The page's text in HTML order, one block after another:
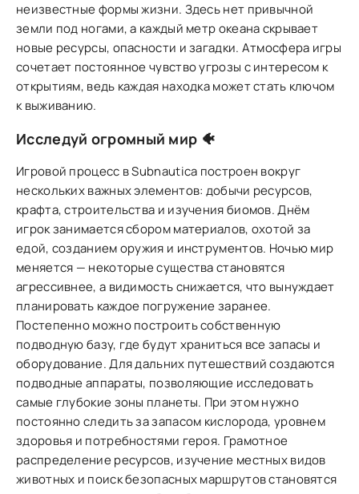
неизвестные формы жизни. Здесь нет привычной
земли под ногами, а каждый метр океана скрывает
новые ресурсы, опасности и загадки. Атмосфера игры
сочетает постоянное чувство угрозы с интересом к
открытиям, ведь каждая находка может стать ключом
к выживанию.
Исследуй огромный мир 🐠
Игровой процесс в Subnautica построен вокруг
нескольких важных элементов: добычи ресурсов,
крафта, строительства и изучения биомов. Днём
игрок занимается сбором материалов, охотой за
едой, созданием оружия и инструментов. Ночью мир
меняется — некоторые существа становятся
агрессивнее, а видимость снижается, что вынуждает
планировать каждое погружение заранее.
Постепенно можно построить собственную
подводную базу, где будут храниться все запасы и
оборудование. Для дальних путешествий создаются
подводные аппараты, позволяющие исследовать
самые глубокие зоны планеты. При этом нужно
постоянно следить за запасом кислорода, уровнем
здоровья и потребностями героя. Грамотное
распределение ресурсов, изучение местных видов
животных и поиск безопасных маршрутов становятся